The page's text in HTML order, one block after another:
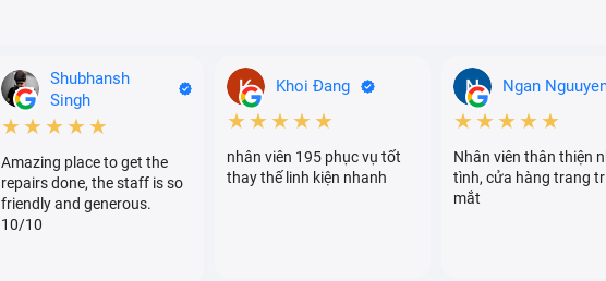
Shubhansh
Singh
★★★★★
Amazing place to get the
repairs done, the staff is so
friendly and generous.
10/10
Khoi Đang
★★★★★
nhân viên 195 phục vụ tốt
thay thế linh kiện nhanh
Ngan
★★★★★
Nhân viên thân thiện
tình, cửa hàng trang
mắt